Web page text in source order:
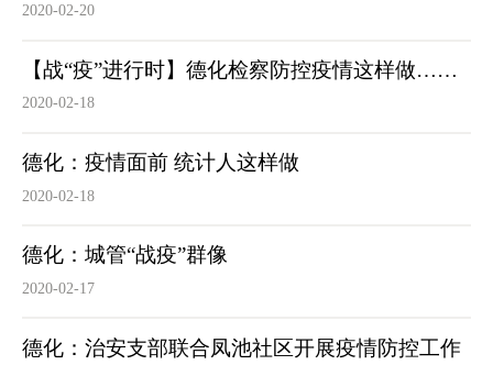
2020-02-20
【战“疫”进行时】德化检察防控疫情这样做……
2020-02-18
德化：疫情面前 统计人这样做
2020-02-18
德化：城管“战疫”群像
2020-02-17
德化：治安支部联合凤池社区开展疫情防控工作